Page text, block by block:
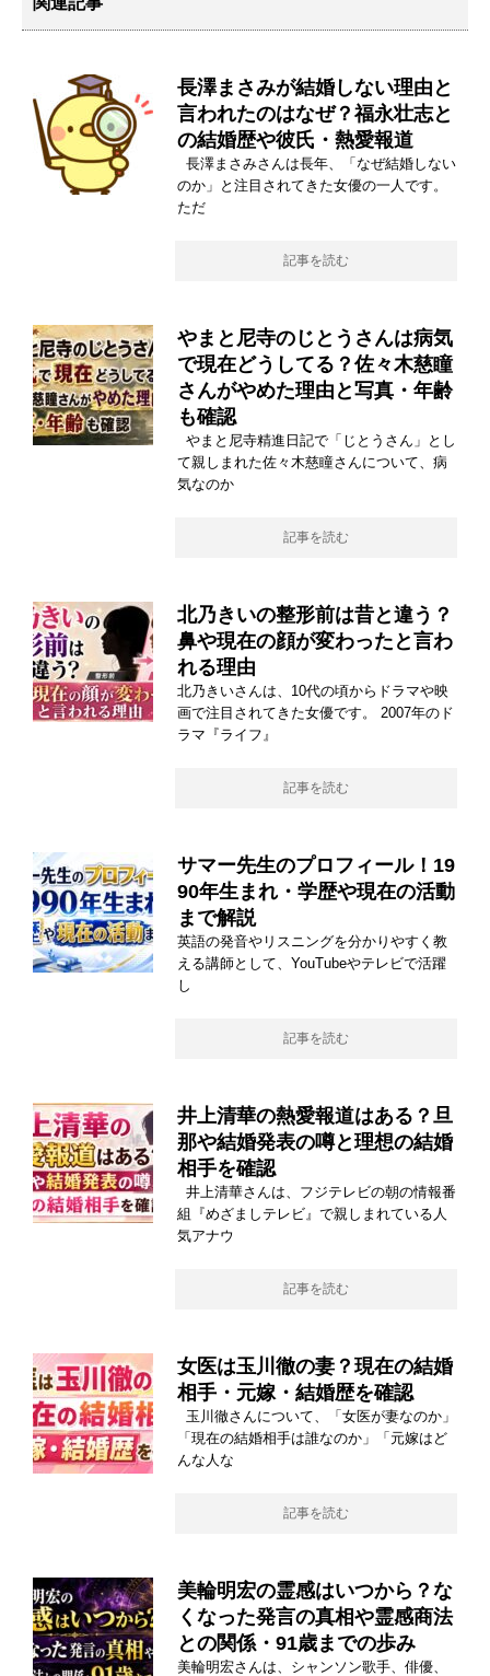
長澤まさみが結婚しない理由と
言われたのはなぜ？福永壮志と
の結婚歴や彼氏・熱愛報道
長澤まさみさんは長年、「なぜ結婚しない
のか」と注目されてきた女優の一人です。
ただ
記事を読む
やまと尼寺のじとうさんは病気
で現在どうしてる？佐々木慈瞳
さんがやめた理由と写真・年齢
も確認
やまと尼寺精進日記で「じとうさん」とし
て親しまれた佐々木慈瞳さんについて、病
気なのか
記事を読む
北乃きいの整形前は昔と違う？
鼻や現在の顔が変わったと言わ
れる理由
北乃きいさんは、10代の頃からドラマや映
画で注目されてきた女優です。 2007年のド
ラマ『ライフ』
記事を読む
サマー先生のプロフィール！19
90年生まれ・学歴や現在の活動
まで解説
英語の発音やリスニングを分かりやすく教
える講師として、YouTubeやテレビで活躍
し
記事を読む
井上清華の熱愛報道はある？旦
那や結婚発表の噂と理想の結婚
相手を確認
井上清華さんは、フジテレビの朝の情報番
組『めざましテレビ』で親しまれている人
気アナウ
記事を読む
女医は玉川徹の妻？現在の結婚
相手・元嫁・結婚歴を確認
玉川徹さんについて、「女医が妻なのか」
「現在の結婚相手は誰なのか」「元嫁はど
んな人な
記事を読む
美輪明宏の霊感はいつから？な
くなった発言の真相や霊感商法
との関係・91歳までの歩み
美輪明宏さんは、シャンソン歌手、俳優、